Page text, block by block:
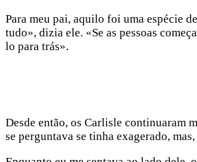
Para meu pai, aquilo foi uma espécie
tudo», dizia ele. «Se as pessoas
lo para trás».
Desde então, os Carlisle continuaram
se perguntava se tinha exagerado,